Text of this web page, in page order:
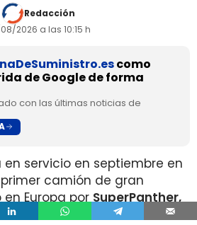
Redacción
2026 a las 10:15 h
como
de Google de forma
con las últimas noticias de
en servicio en septiembre en
primer camión de gran
Europa por SuperPanther,
la unidad desde Austria